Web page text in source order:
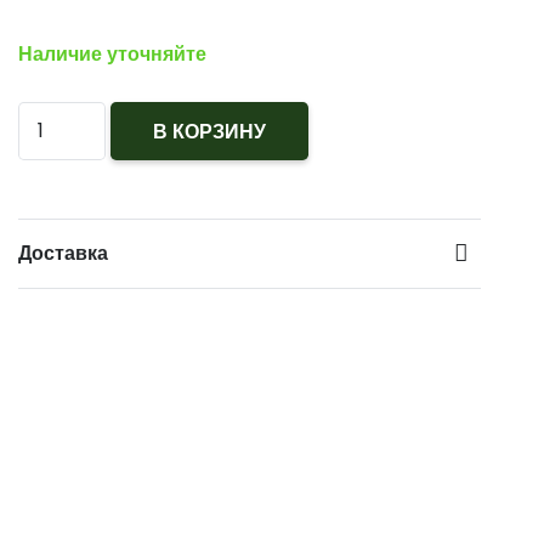
Наличие уточняйте
Количество
Пуговица
d
14
В КОРЗИНУ
Доставка